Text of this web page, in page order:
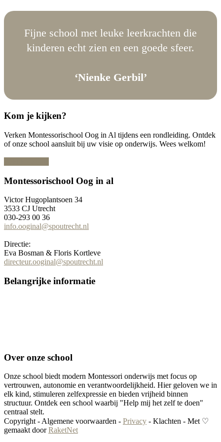
Fijne school met leuke leerkrachten die
kinderen echt zien en een goede sfeer.
‘Nienke Gerbil’
Kom je kijken?
Verken Montessorischool Oog in Al tijdens een rondleiding. Ontdek
of onze school aansluit bij uw visie op onderwijs. Wees welkom!
Footer
Montessorischool Oog in al
Victor Hugoplantsoen 34
3533 CJ Utrecht
030-293 00 36
info.ooginal@spoutrecht.nl
Directie:
Eva Bosman & Floris Kortleve
directeur.ooginal@spoutrecht.nl
Belangrijke informatie
Over onze school
Onze school biedt modern Montessori onderwijs met focus op
vertrouwen, autonomie en verantwoordelijkheid. Hier geloven we in
elk kind, stimuleren zelfexpressie en bieden vrijheid binnen
structuur. Ontdek een school waarbij "Help mij het zelf te doen"
centraal stelt.
Copyright - Algemene voorwaarden - Privacy - Klachten - Met ♡
gemaakt doorRaketNet